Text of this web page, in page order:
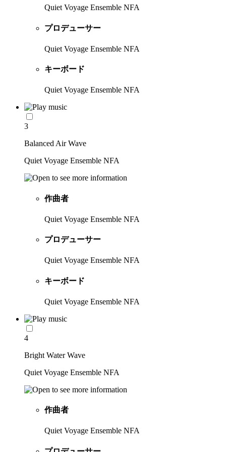
Quiet Voyage Ensemble NFA
プロデューサー
Quiet Voyage Ensemble NFA
キーボード
Quiet Voyage Ensemble NFA
3
Balanced Air Wave
Quiet Voyage Ensemble NFA
作曲者
Quiet Voyage Ensemble NFA
プロデューサー
Quiet Voyage Ensemble NFA
キーボード
Quiet Voyage Ensemble NFA
4
Bright Water Wave
Quiet Voyage Ensemble NFA
作曲者
Quiet Voyage Ensemble NFA